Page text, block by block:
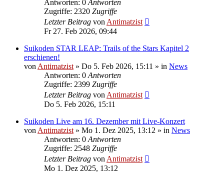
Antworten: 0 Antworten
Zugriffe: 2320 Zugriffe
Letzter Beitrag von Antimatzist
Fr 27. Feb 2026, 09:44
Suikoden STAR LEAP: Trails of the Stars Kapitel 2
erschienen!
von Antimatzist » Do 5. Feb 2026, 15:11 » in News
Antworten: 0 Antworten
Zugriffe: 2399 Zugriffe
Letzter Beitrag von Antimatzist
Do 5. Feb 2026, 15:11
Suikoden Live am 16. Dezember mit Live-Konzert
von Antimatzist » Mo 1. Dez 2025, 13:12 » in News
Antworten: 0 Antworten
Zugriffe: 2548 Zugriffe
Letzter Beitrag von Antimatzist
Mo 1. Dez 2025, 13:12